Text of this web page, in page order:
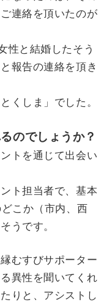
連絡を頂いたのが
性と結婚したそう
報告の連絡を頂き
くしま」でした。
のでしょうか？
トを通じて出会い
ト担当者で、基本
こか（市内、西
うです。
むすびサポーター
異性を聞いてくれ
りと、アシストし